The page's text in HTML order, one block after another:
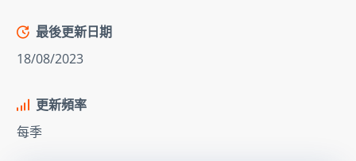
最後更新日期
18/08/2023
更新頻率
每季